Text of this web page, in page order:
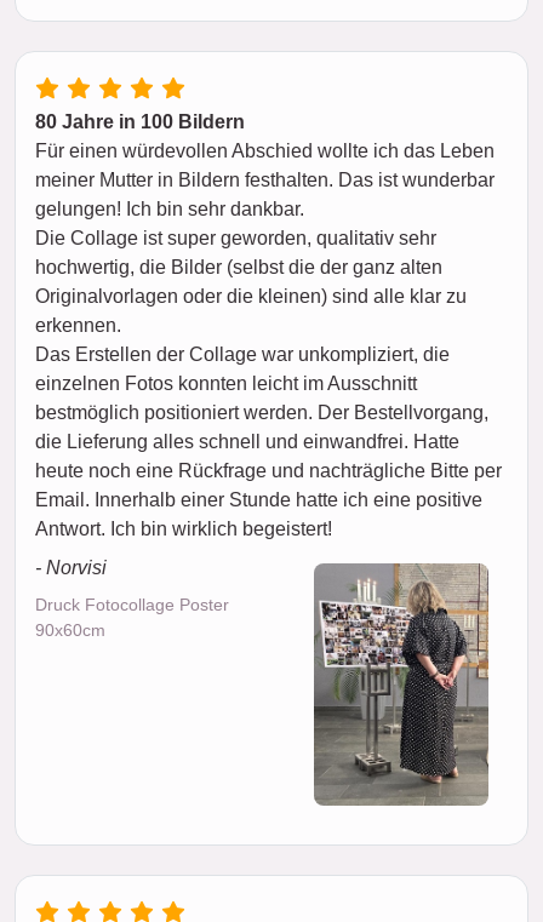
80 Jahre in 100 Bildern
Für einen würdevollen Abschied wollte ich das Leben
meiner Mutter in Bildern festhalten. Das ist wunderbar
gelungen! Ich bin sehr dankbar.
Die Collage ist super geworden, qualitativ sehr
hochwertig, die Bilder (selbst die der ganz alten
Originalvorlagen oder die kleinen) sind alle klar zu
erkennen.
Das Erstellen der Collage war unkompliziert, die
einzelnen Fotos konnten leicht im Ausschnitt
bestmöglich positioniert werden. Der Bestellvorgang,
die Lieferung alles schnell und einwandfrei. Hatte
heute noch eine Rückfrage und nachträgliche Bitte per
Email. Innerhalb einer Stunde hatte ich eine positive
Antwort. Ich bin wirklich begeistert!
- Norvisi
Druck Fotocollage Poster
90x60cm